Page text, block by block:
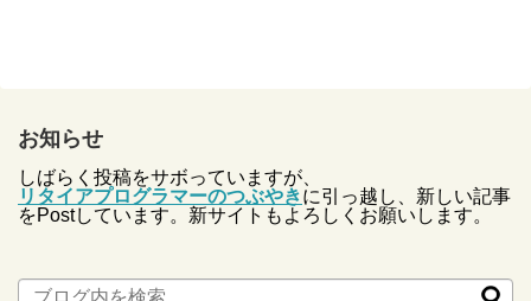
お知らせ
しばらく投稿をサボっていますが、
リタイアプログラマーのつぶやきに引っ越し、新しい記事
をPostしています。新サイトもよろしくお願いします。